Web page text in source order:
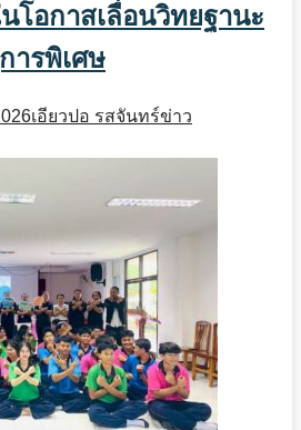
โอกาสเลื่อนวิทยฐานะ
ารพิเศษ
เอียวปอ รสจันทร์ข่าว